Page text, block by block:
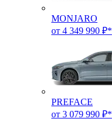
MONJARO
от 4 349 990 ₽*
PREFACE
от 3 079 990 ₽*